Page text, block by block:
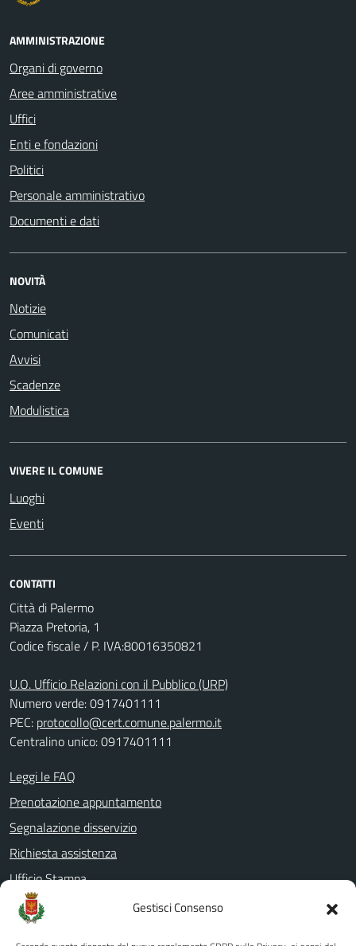
Gestisci Consenso
AMMINISTRAZIONE
Organi di governo
Aree amministrative
Uffici
Enti e fondazioni
Politici
Personale amministrativo
Documenti e dati
NOVITÀ
Notizie
Comunicati
Avvisi
Scadenze
Modulistica
VIVERE IL COMUNE
Luoghi
Eventi
CONTATTI
Città di Palermo
Piazza Pretoria, 1
Codice fiscale / P. IVA:80016350821
U.O. Ufficio Relazioni con il Pubblico (URP)
Numero verde: 0917401111
PEC: protocollo@cert.comune.palermo.it
Centralino unico: 0917401111
Leggi le FAQ
Prenotazione appuntamento
Segnalazione disservizio
Richiesta assistenza
Ufficio Stampa
Amministrazione Trasparente
Albo pretorio